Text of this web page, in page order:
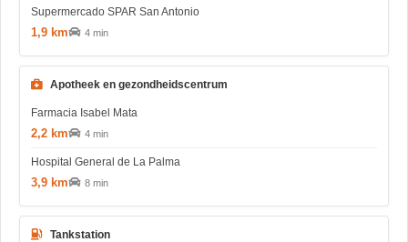
Supermercado SPAR San Antonio
1,9 km 4 min
Apotheek en gezondheidscentrum
Farmacia Isabel Mata
2,2 km 4 min
Hospital General de La Palma
3,9 km 8 min
Tankstation